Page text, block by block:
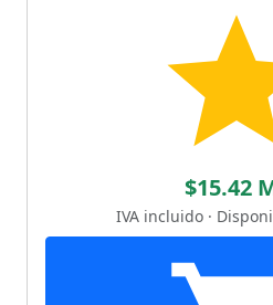
$15.42
IVA incluido ·